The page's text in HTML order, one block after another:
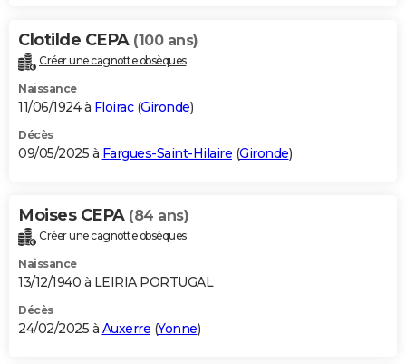
Carte de Noël
Carte Bonne année
Carte Saint-Valentin
Carte Pâques
Carte d'anniversaire
DICTIONNAIRE
Dictionnaire
Biographies
Citations
Expressions
Proverbes
PROGRAMME TV
S'inscrire
Se connecter
Lycées
Collèges
Primaires
Universités
Entreprises
Service militaire
Avis de recherche
AVIS DE DÉCÈS
Bricolage
Lifestyle
Culture
Sport
Auto
Television
Voyage
Cinema
Clotilde CEPA (100 ans)
Créer une cagnotte obsèques
Naissance
11/06/1924 à Floirac(Gironde)
Décès
09/05/2025 à Fargues-Saint-Hilaire (Gironde)
Moises CEPA (84 ans)
Créer une cagnotte obsèques
Naissance
13/12/1940 à LEIRIA PORTUGAL
Décès
24/02/2025 à Auxerre (Yonne)